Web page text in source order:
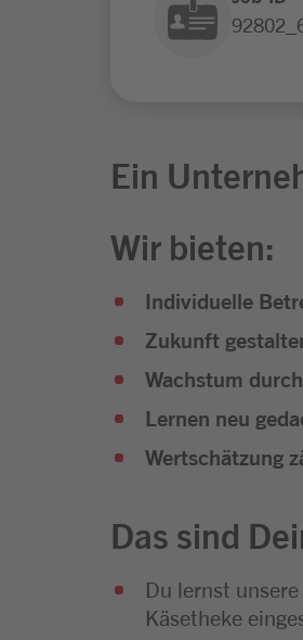
Ein
Wir bieten:
Individuelle
Zukunft
Wachstum
Lernen neu
Wertschätzung
Das sind
Du lernst
Käsetheke